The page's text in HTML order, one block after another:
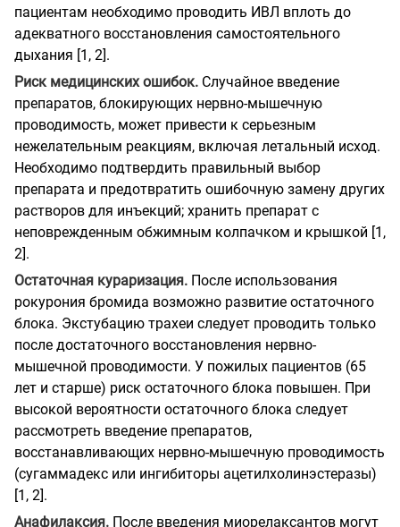
пациентам необходимо проводить ИВЛ вплоть до
адекватного восстановления самостоятельного
дыхания [1, 2].
Риск медицинских ошибок. Случайное введение
препаратов, блокирующих нервно-мышечную
проводимость, может привести к серьезным
нежелательным реакциям, включая летальный исход.
Необходимо подтвердить правильный выбор
препарата и предотвратить ошибочную замену других
растворов для инъекций; хранить препарат с
неповрежденным обжимным колпачком и крышкой [1,
2].
Остаточная кураризация. После использования
рокурония бромида возможно развитие остаточного
блока. Экстубацию трахеи следует проводить только
после достаточного восстановления нервно-
мышечной проводимости. У пожилых пациентов (65
лет и старше) риск остаточного блока повышен. При
высокой вероятности остаточного блока следует
рассмотреть введение препаратов,
восстанавливающих нервно-мышечную проводимость
(сугаммадекс или ингибиторы ацетилхолинэстеразы)
[1, 2].
Анафилаксия. После введения миорелаксантов могут